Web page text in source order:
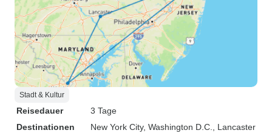
Stadt & Kultur
Reisedauer
3 Tage
Destinationen
New York City, Washington D.C.
, Lancaster